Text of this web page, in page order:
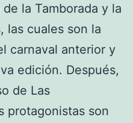
la Tamborada y la
las cuales son la
carnaval anterior y
edición. Después,
de Las
protagonistas son